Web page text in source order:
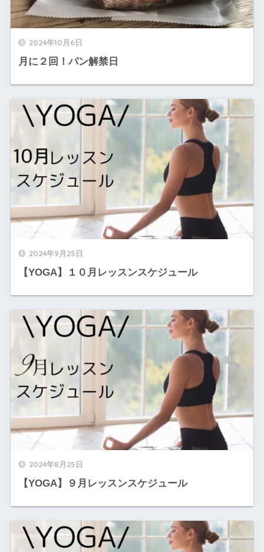
2024年10月6日
月に２回！パン解禁日
2024年9月25日
【YOGA】１０月レッスンスケジュール
2024年8月25日
【YOGA】９月レッスンスケジュール